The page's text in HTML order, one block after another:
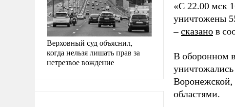
Верховный суд объяснил,
когда нельзя лишать прав за
нетрезвое вождение
«С 22.00 мск
уничтожены
–сказано в
В оборонном
Воронежской,
областями.